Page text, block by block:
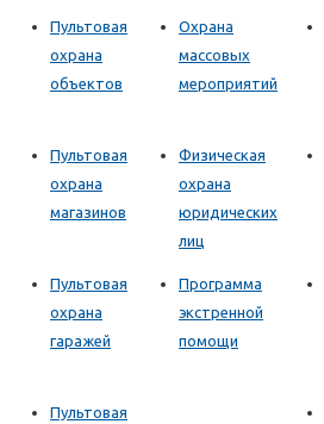
Пультовая
охрана
объектов
Охрана
массовых
мероприятий
Пультовая
охрана
магазинов
Физическая
охрана
юридических
лиц
Пультовая
охрана
гаражей
Программа
экстренной
помощи
Пультовая